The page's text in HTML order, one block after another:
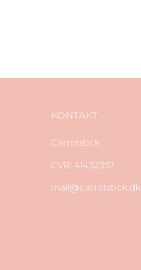
KONTAKT
Carrotstick
CVR: 41432357
mail@carrotstick.dk